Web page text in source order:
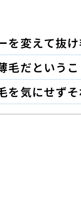
を変えて抜
毛だという
を気にせず